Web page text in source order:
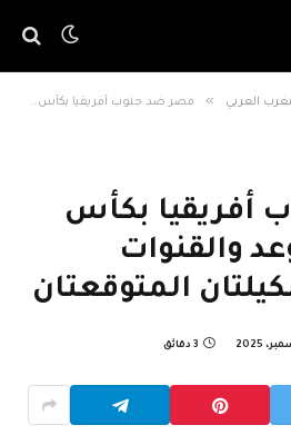
العربي » مصر ضد جنوب أفريقيا بكأس أفريقيا.. الموعد والقنوات الناقلة والتشكيلتان المتوقعتان
أفريقيا بكأس
والقنوات
المتوقعتان
3 دقائق